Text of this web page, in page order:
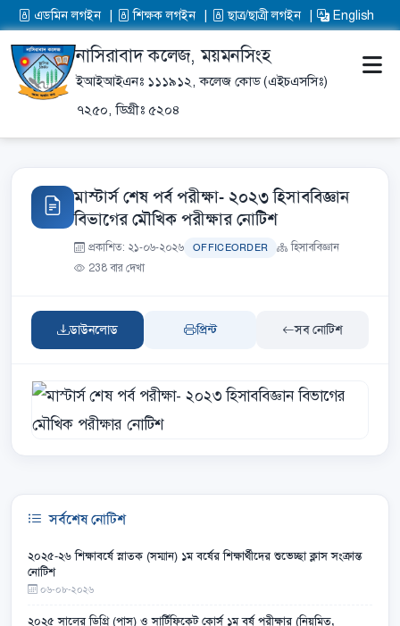
এডমিন লগইন শিক্ষক লগইন ছাত্র/ছাত্রী লগইন English
নাসিরাবাদ কলেজ, ময়মনসিংহ
ইআইআইএনঃ ১১১৯১২, কলেজ কোড (এইচএসসিঃ)
৭২৫০, ডিগ্রীঃ ৫২০৪
মাস্টার্স শেষ পর্ব পরীক্ষা- ২০২৩ হিসাববিজ্ঞান
বিভাগের মৌখিক পরীক্ষার নোটিশ
প্রকাশিত: ২১-০৬-২০২৬ OFFICEORDER
হিসাববিজ্ঞান
238 বার দেখা
ডাউনলোড প্রিন্ট সব নোটিশ
সর্বশেষ নোটিশ
২০২৫-২৬ শিক্ষাবর্ষে স্নাতক (সম্মান) ১ম বর্ষের শিক্ষার্থীদের শুভেচ্ছা ক্লাস সংক্রান্ত
নোটিশ
০৬-০৮-২০২৬
২০২৫ সালের ডিগ্রি (পাস) ও সার্টিফিকেট কোর্স ১ম বর্ষ পরীক্ষার (নিয়মিত,